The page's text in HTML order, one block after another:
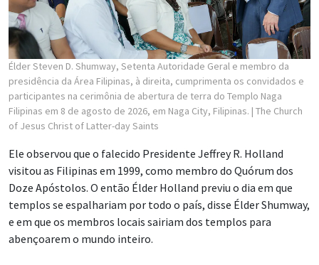
Élder Steven D. Shumway, Setenta Autoridade Geral e membro da
presidência da Área Filipinas, à direita, cumprimenta os convidados e
participantes na cerimônia de abertura de terra do Templo Naga
Filipinas em 8 de agosto de 2026, em Naga City, Filipinas. | The Church
of Jesus Christ of Latter-day Saints
Ele observou que o falecido Presidente Jeffrey R. Holland
visitou as Filipinas em 1999, como membro do Quórum dos
Doze Apóstolos. O então Élder Holland previu o dia em que
templos se espalhariam por todo o país, disse Élder Shumway,
e em que os membros locais sairiam dos templos para
abençoarem o mundo inteiro.